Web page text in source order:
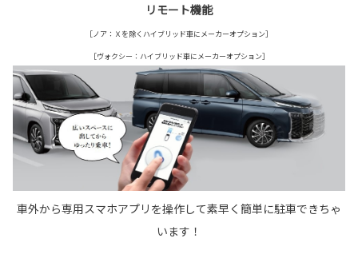
リモート機能
［ノア：Ｘを除くハイブリッド車にメーカーオプション］
［ヴォクシー：ハイブリッド車にメーカーオプション］
車外から専用スマホアプリを操作して素早く簡単に駐車できちゃ
います！